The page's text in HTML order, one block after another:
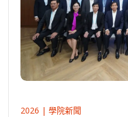
2026 | 學院新聞